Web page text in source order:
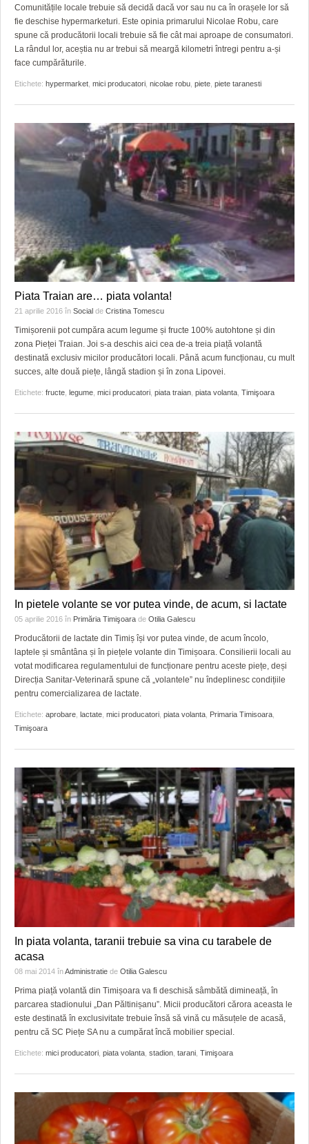
GRĂDINA TAICII DOMNULUI
ZIARISTU’ DE TERASĂ
CU OIŞTEA-N KIERKEGAARD
FINANŢĂRI DE LA A LA Z
CRONICĂ DE FILM
UNDE MERGEM
FILME DOCUMENTARE
CLIPURI VIDEO
ACCIDENTE
ANUNŢURI
INFO SI UTILE
CULTURA
JUSTITIE
FILME DOCUMENTARE
CLIPURI VIDEO
JOCURI ONLINE
DIVERSE
HARTA TIMIŞOAREI
LICEE, ŞCOLI ŞI GRĂDINIŢE DIN TIMIŞ
PRIMĂRIILE DIN TIMIŞ
SFATUL MEDICULUI
Comunitățile locale trebuie să decidă dacă vor sau nu ca în orașele lor să
fie deschise hypermarketuri. Este opinia primarului Nicolae Robu, care
spune că producătorii locali trebuie să fie cât mai aproape de consumatori.
La rândul lor, aceștia nu ar trebui să meargă kilometri întregi pentru a-și
face cumpărăturile.
Etichete: hypermarket mici producatori nicolae robu piete piete taranesti
Piata Traian are… piata volanta!
21 aprilie 2016 în Social de Cristina Tomescu
Timișorenii pot cumpăra acum legume și fructe 100% autohtone și din
zona Pieței Traian. Joi s-a deschis aici cea de-a treia piață volantă
destinată exclusiv micilor producători locali. Până acum funcționau, cu mult
succes, alte două piețe, lângă stadion și în zona Lipovei.
Etichete: fructe legume mici producatori piata traian piata volanta Timişoara
In pietele volante se vor putea vinde, de acum, si lactate
05 aprilie 2016 în Primăria Timişoara de Otilia Galescu
Producătorii de lactate din Timiș își vor putea vinde, de acum încolo,
laptele și smântâna și în piețele volante din Timișoara. Consilierii locali au
votat modificarea regulamentului de funcționare pentru aceste piețe, deși
Direcția Sanitar-Veterinară spune că „volantele” nu îndeplinesc condițiile
pentru comercializarea de lactate.
Etichete: aprobare lactate mici producatori piata volanta Primaria Timisoara
Timişoara
In piata volanta, taranii trebuie sa vina cu tarabele de
acasa
08 mai 2014 înAdministratie de Otilia Galescu
Prima piață volantă din Timișoara va fi deschisă sâmbătă dimineață, în
parcarea stadionului „Dan Păltinișanu”. Micii producători cărora aceasta le
este destinată în exclusivitate trebuie însă să vină cu măsuțele de acasă,
pentru că SC Piețe SA nu a cumpărat încă mobilier special.
Etichete: mici producatori piata volanta stadion tarani Timişoara